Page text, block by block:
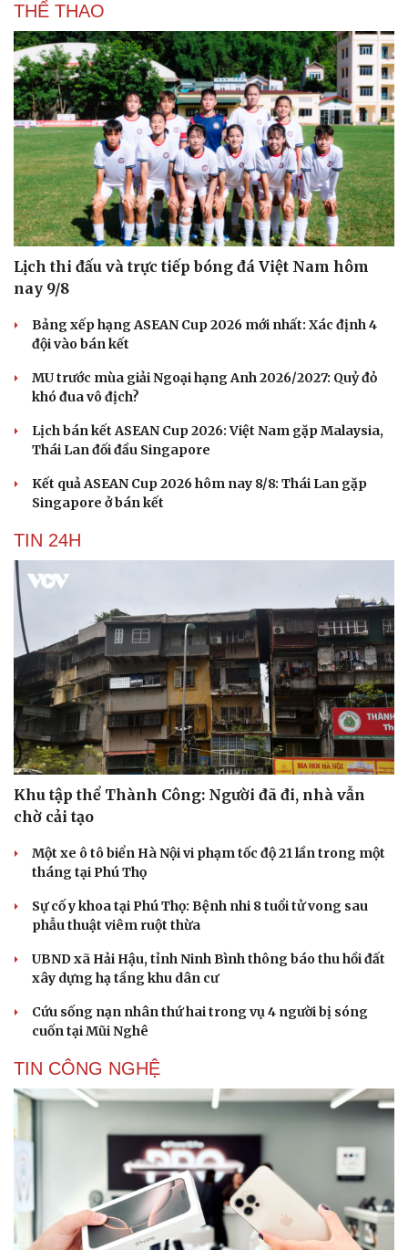
Cải chính
THỂ THAO
Lịch thi đấu và trực tiếp bóng đá Việt Nam hôm
nay 9/8
Bảng xếp hạng ASEAN Cup 2026 mới nhất: Xác định 4
đội vào bán kết
MU trước mùa giải Ngoại hạng Anh 2026/2027: Quỷ đỏ
khó đua vô địch?
Lịch bán kết ASEAN Cup 2026: Việt Nam gặp Malaysia,
Thái Lan đối đầu Singapore
Kết quả ASEAN Cup 2026 hôm nay 8/8: Thái Lan gặp
Singapore ở bán kết
TIN 24H
Khu tập thể Thành Công: Người đã đi, nhà vẫn
chờ cải tạo
Một xe ô tô biển Hà Nội vi phạm tốc độ 21 lần trong một
tháng tại Phú Thọ
Sự cố y khoa tại Phú Thọ: Bệnh nhi 8 tuổi tử vong sau
phẫu thuật viêm ruột thừa
UBND xã Hải Hậu, tỉnh Ninh Bình thông báo thu hồi đất
xây dựng hạ tầng khu dân cư
Cứu sống nạn nhân thứ hai trong vụ 4 người bị sóng
cuốn tại Mũi Nghê
TIN CÔNG NGHỆ